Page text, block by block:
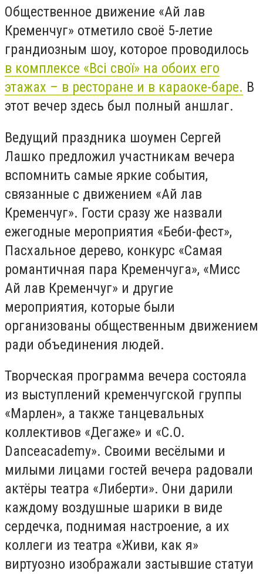
Общественное движение «Ай лав
Кременчуг» отметило своё 5-летие
грандиозным шоу, которое проводилось
в комплексе «Всі свої» на обоих его
этажах – в ресторане и в караоке-баре. В
этот вечер здесь был полный аншлаг.
Ведущий праздника шоумен Сергей
Лашко предложил участникам вечера
вспомнить самые яркие события,
связанные с движением «Ай лав
Кременчуг». Гости сразу же назвали
ежегодные мероприятия «Беби-фест»,
Пасхальное дерево, конкурс «Самая
романтичная пара Кременчуга», «Мисс
Ай лав Кременчуг» и другие
мероприятия, которые были
организованы общественным движением
ради объединения людей.
Творческая программа вечера состояла
из выступлений кременчугской группы
«Марлен», а также танцевальных
коллективов «Дегаже» и «C.O.
Danceacademy». Своими весёлыми и
милыми лицами гостей вечера радовали
актёры театра «Либерти». Они дарили
каждому воздушные шарики в виде
сердечка, поднимая настроение, а их
коллеги из театра «Живи, как я»
виртуозно изображали застывшие статуи